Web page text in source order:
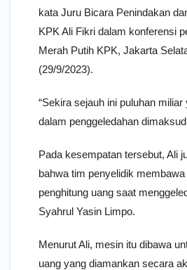
kata Juru Bicara Penindakan
KPK Ali Fikri dalam konferensi
Merah Putih KPK, Jakarta
(29/9/2023).
“Sekira sejauh ini puluhan
dalam penggeledahan
Pada kesempatan tersebut, Ali
bahwa tim penyelidik
penghitung uang saat
Syahrul Yasin Limpo.
Menurut Ali, mesin itu dibawa
uang yang diamankan secara